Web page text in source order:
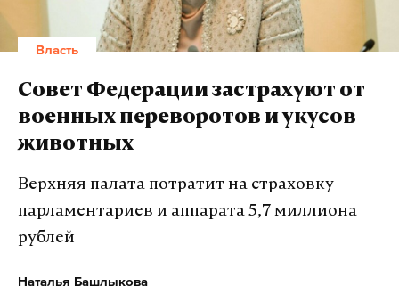
Власть
Совет Федерации застрахуют от
военных переворотов и укусов
животных
Верхняя палата потратит на страховку
парламентариев и аппарата 5,7 миллиона
рублей
Наталья Башлыкова